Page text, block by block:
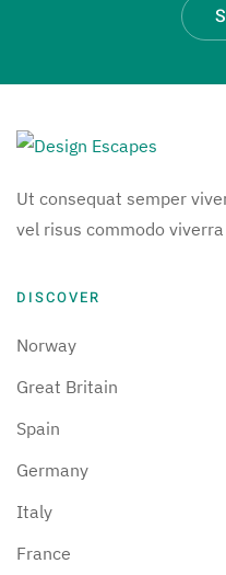
Ut consequat semper
vel risus commodo
DISCOVER
Norway
Great Britain
Spain
Germany
Italy
France